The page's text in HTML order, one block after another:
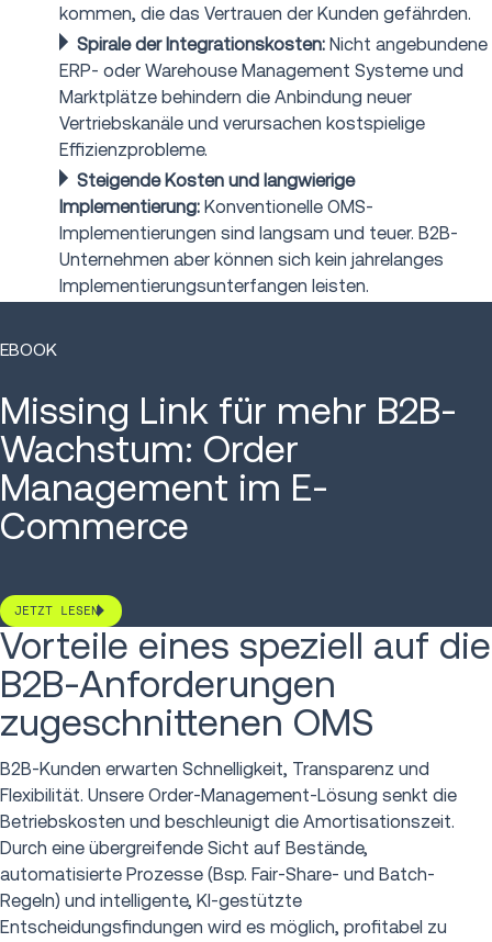
kommen, die das Vertrauen der Kunden gefährden.
Spirale der Integrationskosten: Nicht angebundene
ERP- oder Warehouse Management Systeme und
Marktplätze behindern die Anbindung neuer
Vertriebskanäle und verursachen kostspielige
Effizienzprobleme.
Steigende Kosten und langwierige
Implementierung: Konventionelle OMS-
Implementierungen sind langsam und teuer. B2B-
Unternehmen aber können sich kein jahrelanges
Implementierungsunterfangen leisten.
EBOOK
Missing Link für mehr B2B-
Wachstum: Order
Management im E-
Commerce
JETZT LESEN
Vorteile eines speziell auf die
B2B-Anforderungen
zugeschnittenen OMS
B2B-Kunden erwarten Schnelligkeit, Transparenz und
Flexibilität. Unsere Order-Management-Lösung senkt die
Betriebskosten und beschleunigt die Amortisationszeit.
Durch eine übergreifende Sicht auf Bestände,
automatisierte Prozesse (Bsp. Fair-Share- und Batch-
Regeln) und intelligente, KI-gestützte
Entscheidungsfindungen wird es möglich, profitabel zu